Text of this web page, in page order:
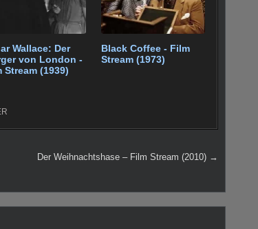
Wallace: Der
von London -
Stream (1939)
Black Coffee - Film
Stream (1973)
Der Weihnachtshase – Film Stream (2010) →